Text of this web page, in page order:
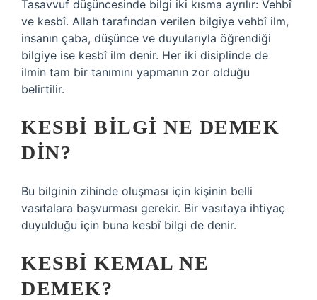
Tasavvuf düşüncesinde bilgi iki kısma ayrılır: Vehbî
ve kesbî. Allah tarafından verilen bilgiye vehbî ilm,
insanın çaba, düşünce ve duyularıyla öğrendiği
bilgiye ise kesbî ilm denir. Her iki disiplinde de
ilmin tam bir tanımını yapmanın zor olduğu
belirtilir.
KESBI BILGI NE DEMEK
DIN?
Bu bilginin zihinde oluşması için kişinin belli
vasıtalara başvurması gerekir. Bir vasıtaya ihtiyaç
duyulduğu için buna kesbî bilgi de denir.
KESBI KEMAL NE
DEMEK?